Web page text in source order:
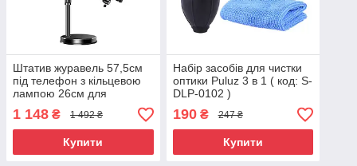
Штатив журавель 57,5см
під телефон з кільцевою
лампою 26см для
предметної зйомки (код:
HCRFL26)
1 148 ₴ 1 492 ₴
Купити
Набір засобів для чистки
оптики Puluz 3 в 1 ( код: S-
DLP-0102 )
190₴ 247 ₴
Купити